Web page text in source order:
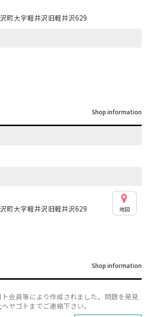
町大字軽井沢旧軽井沢629
Shop information
町大字軽井沢旧軽井沢629
地図
Shop information
会員等により作成されました。問題を発見
ヤゴトまでご連絡下さい。